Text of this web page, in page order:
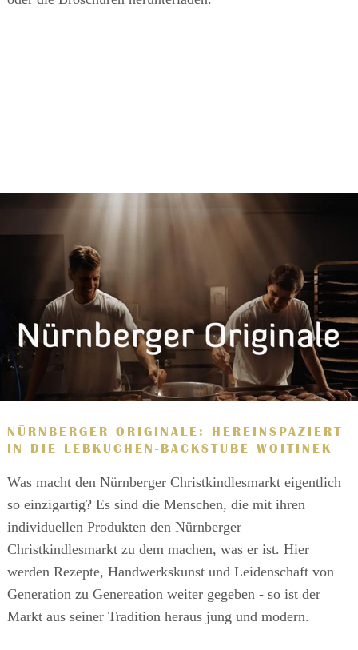
NÜRNBERGER ORIGINALE: HEREINSPAZIERT
IN DIE LEBKUCHEN-BACKSTUBE WOITINEK
Was macht den Nürnberger Christkindlesmarkt eigentlich
so einzigartig? Es sind die Menschen, die mit ihren
individuellen Produkten den Nürnberger
Christkindlesmarkt zu dem machen, was er ist. Hier
werden Rezepte, Handwerkskunst und Leidenschaft von
Generation zu Genereation weiter gegeben - so ist der
Markt aus seiner Tradition heraus jung und modern.